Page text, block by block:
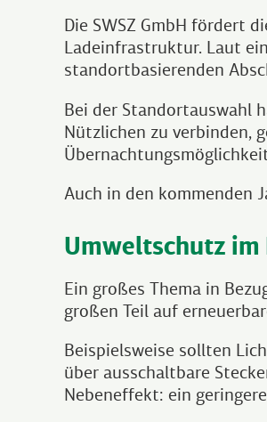
Die SWSZ GmbH fördert
Ladeinfrastruktur. Laut
standortbasierenden
Bei der Standortauswahl
Nützlichen zu verbinden,
Auch in den kommenden
Umweltschutz
Ein großes Thema in
großen Teil auf
Beispielsweise sollten
über ausschaltbare
Nebeneffekt: ein